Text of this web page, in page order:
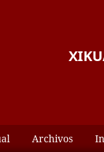
Archivos